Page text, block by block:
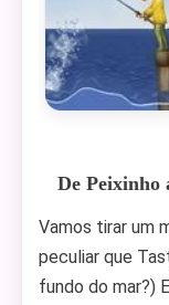
De Peixinho
Vamos tirar um
peculiar que
fundo do mar?)